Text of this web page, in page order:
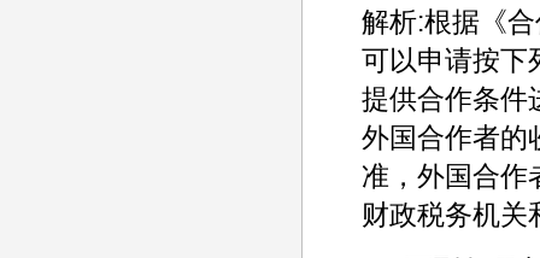
解析:根据《
可以申请按下
提供合作条件
外国合作者的
准，外国合作
财政税务机关